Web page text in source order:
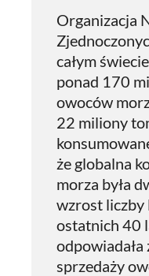
Organizacja
całym
ponad 170
owoców
22 miliony
że globalna
morza była
wzrost liczby
ostatnich 40
odpowiadała
sprzedaży